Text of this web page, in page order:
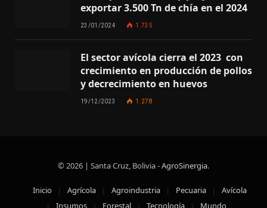
exportar 3.500 Tn de chía en el 2024
23/01/2024 1.735
El sector avícola cierra el 2023 con
crecimiento en producción de pollos
y decrecimiento en huevos
19/12/2023 1.278
© 2026 | Santa Cruz, Bolivia -AgroSinergia.
Inicio Agrícola Agroindustria Pecuaria
Avícola
Insumos
Forestal Tecnología Mundo